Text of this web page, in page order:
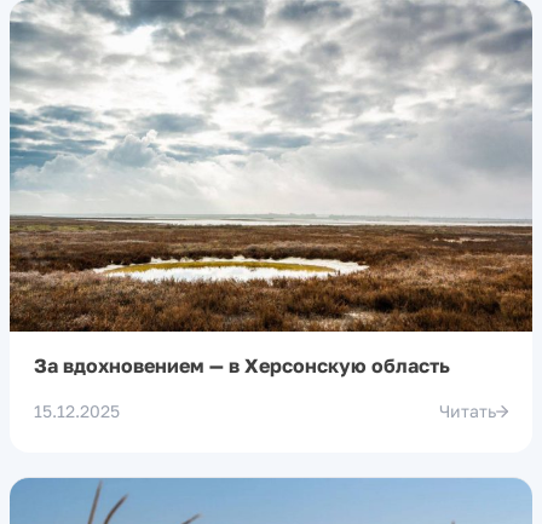
За вдохновением — в Херсонскую область
15.12.2025 Читать